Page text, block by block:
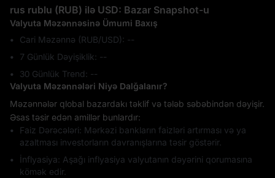
rus rublu (RUB) ilə USD: Bazar Snapshot-u
Valyuta Məzənnəsinə Ümumi Baxış
Cari Məzənnə (RUB/USD): --
7 Günlük Dəyişiklik: ‎--
30 Günlük Trend: ‎--
Valyuta Məzənnələri Niyə Dalğalanır?
Məzənnələr qlobal bazardakı təklif və tələb səbəbindən dəyişir.
Əsas təsir edən amillər bunlardır:
Faiz Dərəcələri: Mərkəzi bankların faizləri artırması və ya
azaltması investorların davranışlarına təsir göstərir.
İnflyasiya: Aşağı inflyasiya valyutanın dəyərini qorumasına
kömək edir.